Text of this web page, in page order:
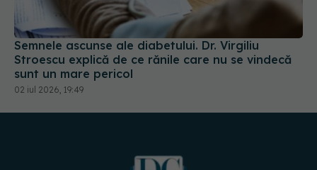
Semnele ascunse ale diabetului. Dr. Virgiliu
Stroescu explică de ce rănile care nu se vindecă
sunt un mare pericol
02 iul 2026, 19:49